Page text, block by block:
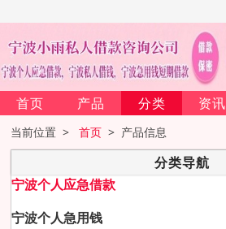
首页 产品 分类 资讯
当前位置 >首页 > 产品信息
分类导航
宁波个人应急借款
宁波个人急用钱